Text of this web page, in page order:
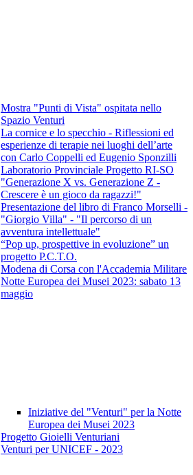
Mostra "Punti di Vista" ospitata nello
Spazio Venturi
La cornice e lo specchio - Riflessioni ed
esperienze di terapie nei luoghi dell’arte
con Carlo Coppelli ed Eugenio Sponzilli
Laboratorio Provinciale Progetto RI-SO
"Generazione X vs. Generazione Z -
Crescere è un gioco da ragazzi!"
Presentazione del libro di Franco Morselli -
"Giorgio Villa" - "Il percorso di un
avventura intellettuale"
“Pop up, prospettive in evoluzione” un
progetto P.C.T.O.
Modena di Corsa con l'Accademia Militare
Notte Europea dei Musei 2023: sabato 13
maggio
Iniziative del "Venturi" per la Notte
Europea dei Musei 2023
Progetto Gioielli Venturiani
Venturi per UNICEF - 2023